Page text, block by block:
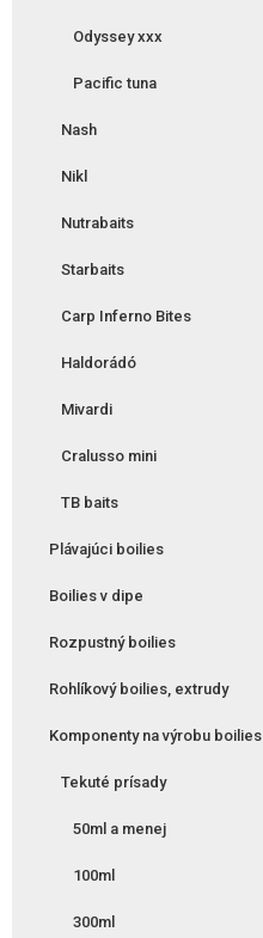
Odyssey xxx
Pacific tuna
Nash
Nikl
Nutrabaits
Starbaits
Carp Inferno Bites
Haldorádó
Mivardi
Cralusso mini
TB baits
Plávajúci boilies
Boilies v dipe
Rozpustný boilies
Rohlíkový boilies, extrudy
Komponenty na výrobu boilies
Tekuté prísady
50ml a menej
100ml
300ml